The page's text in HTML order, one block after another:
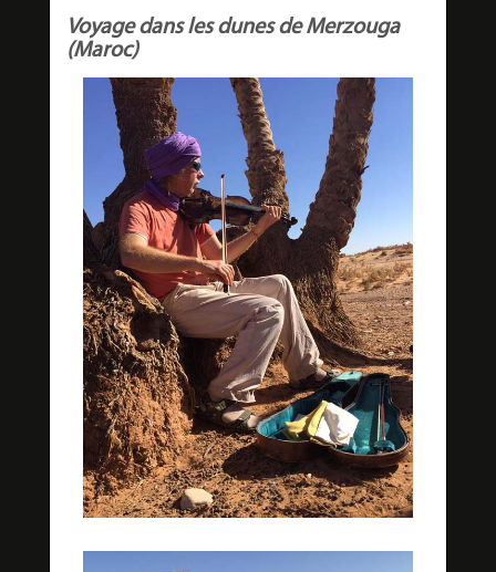
Voyage dans les dunes de Merzouga
(Maroc)